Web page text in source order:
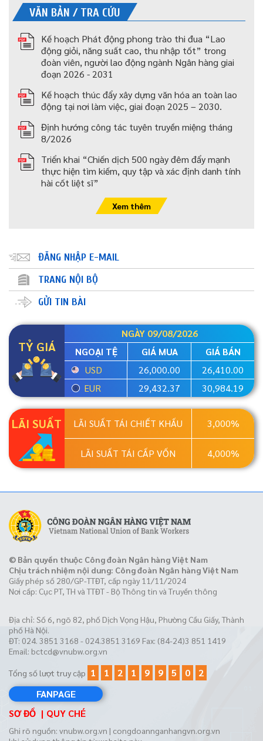
VĂN BẢN / TRA CỨU
Kế hoạch Phát động phong trào thi đua “Lao
động giỏi, năng suất cao, thu nhập tốt” trong
đoàn viên, người lao động ngành Ngân hàng giai
đoạn 2026 - 2031
Kế hoạch thúc đẩy xây dựng văn hóa an toàn lao
động tại nơi làm việc, giai đoạn 2025 – 2030.
Định hướng công tác tuyên truyền miệng tháng
8/2026
Triển khai “Chiến dịch 500 ngày đêm đẩy mạnh
thực hiện tìm kiếm, quy tập và xác định danh tính
hài cốt liệt sĩ”
Xem thêm
ĐĂNG NHẬP E-MAIL
TRANG NỘI BỘ
GỬI TIN BÀI
TỶ GIÁ
NGÀY 09/08/2026
NGOẠI TỆ
GIÁ MUA
GIÁ BÁN
USD
26,000.00
26,410.00
EUR
29,432.37 30,984.19
LÃI SUẤT LÃI SUẤT TÁI CHIẾT KHẤU 3,000%
LÃI SUẤT TÁI CẤP VỐN 4,000%
© Bản quyền thuộc Công đoàn Ngân hàng Việt Nam
Chịu trách nhiệm nội dung: Công đoàn Ngân hàng Việt Nam
Giấy phép số 280/GP-TTĐT, cấp ngày 11/11/2024
Nơi cấp: Cục PT, TH và TTĐT - Bộ Thông tin và Truyền thông
Địa chỉ: Số 6, ngõ 82, phố Dịch Vọng Hậu, Phường Cầu Giấy, Thành
phố Hà Nội.
ĐT: 024. 3851 3168 - 024.3851 3169 Fax: (84-24)3 851 1419
Email: bctcd@vnubw.org.vn
Tổng số lượt truy cập 1 1 2 1 9 9 5 0
2
FANPAGE
SƠ ĐỒ
QUY CHÉ
Ghi rõ nguồn: vnubw.org.vn | congdoannganhangvn.org.vn